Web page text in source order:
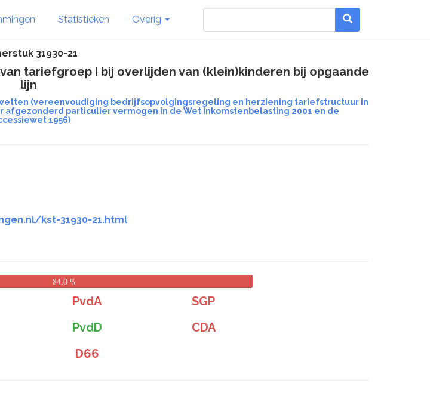
Statistieken Overig
31930-21
tariefgroep I bij overlijden van (klein)kinderen bij opgaande
lijn
(vereenvoudiging bedrijfsopvolgingsregeling en herziening tariefstructuur in
particulier vermogen in de Wet inkomstenbelasting 2001 en de
1956)
kst-31930-21.html
84,0 %
PvdA
SGP
PvdD
CDA
D66